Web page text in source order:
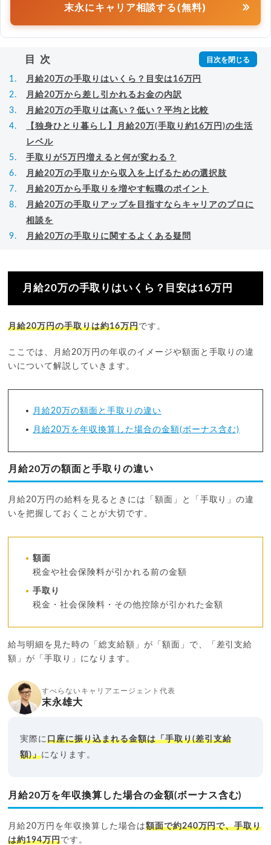
末永にキャリア相談する(無料)
目次
月給20万の手取りはいくら？目安は16万円
月給20万から差し引かれるお金の内訳
月給20万の手取りは高い？低い？平均と比較
【独身ひとり暮らし】月給20万(手取り約16万円)の生活
レベル
手取りが5万円増えると何が変わる？
月給20万の手取りから収入を上げるための選択肢
月給20万から手取りを増やす転職のポイント
月給20万の手取りアップを目指すならキャリアのプロに
相談を
月給20万の手取りに関するよくある疑問
月給20万の手取りはいくら？目安は16万円
月給20万円の手取りは約16万円です。
ここでは、月給20万円の年収のイメージや額面と手取りの違
いについて解説していきます。
月給20万の額面と手取りの違い
月給20万を年収換算した場合の金額(ボーナス含む)
月給20万の額面と手取りの違い
月給20万円の給料を見るときには「額面」と「手取り」の違
いを把握しておくことが大切です。
額面
税金や社会保険料が引かれる前の金額
手取り
税金・社会保険料・その他控除が引かれた金額
給与明細を見た時の「総支給額」が「額面」で、「差引支給
額」が「手取り」になります。
すべらないキャリアエージェント代表
末永雄大
実際に口座に振り込まれる金額は「手取り(差引支給
額)」になります。
月給20万を年収換算した場合の金額(ボーナス含む)
月給20万円を年収換算した場合は額面で約240万円で、手取り
は約194万円です。